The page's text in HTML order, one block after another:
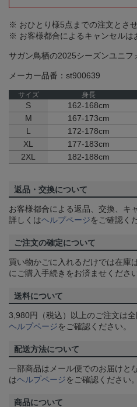
※ おひとり様5点までの注文とさ
※ お客様都合によるキャンセルは
サガン鳥栖の2025シーズンユニフ
メーカー品番：st900639
サイズ 身長
S 162-168cm
M
167-173cm
L
172-178cm
XL
177-183cm
2XL
182-188cm
返品・交換について
お客様都合による返品、交換、キ
詳しくはヘルプページをご確認く
ご注文の確定について
買い物かごに入れるだけでは在庫
にご購入手続きをお済ませください
送料について
3,980円（税込）以上のご注文は
ヘルプページをご確認ください。
配送方法について
一部商品はメール便でのお届けと
はヘルプページをご確認ください。
商品について